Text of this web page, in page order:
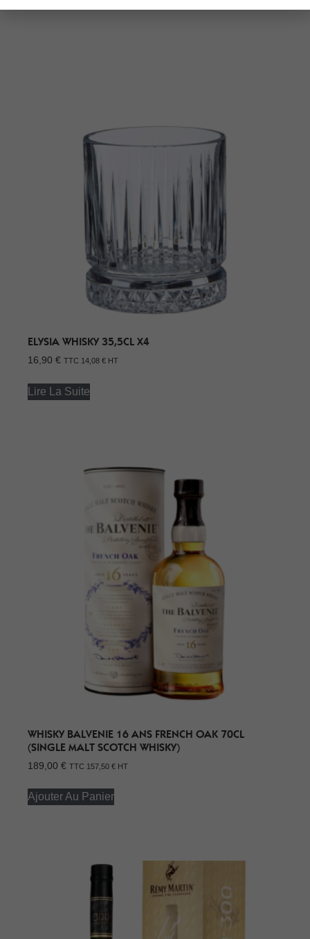
ELYSIA WHISKY 35,5CL X4
16,90 € TTC 14,08 € HT
Lire La Suite
WHISKY BALVENIE 16 ANS FRENCH OAK 70CL
(SINGLE MALT SCOTCH WHISKY)
189,00 € TTC 157,50 € HT
Ajouter Au Panier